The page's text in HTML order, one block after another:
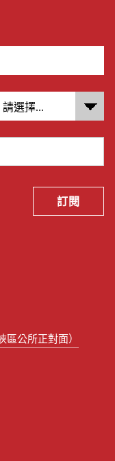
區公所正對面）